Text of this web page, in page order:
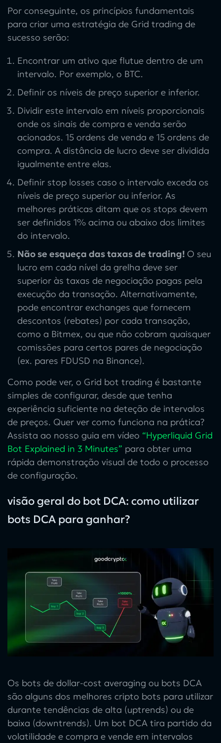
Por conseguinte, os princípios fundamentais
para criar uma estratégia de Grid trading de
sucesso serão:
Encontrar um ativo que flutue dentro de um
intervalo. Por exemplo, o BTC.
Definir os níveis de preço superior e inferior.
Dividir este intervalo em níveis proporcionais
onde os sinais de compra e venda serão
acionados. 15 ordens de venda e 15 ordens de
compra. A distância de lucro deve ser dividida
igualmente entre elas.
Definir stop losses caso o intervalo exceda os
níveis de preço superior ou inferior. As
melhores práticas ditam que os stops devem
ser definidos 1% acima ou abaixo dos limites
do intervalo.
Não se esqueça das taxas de trading! O seu
lucro em cada nível da grelha deve ser
superior às taxas de negociação pagas pela
execução da transação. Alternativamente,
pode encontrar exchanges que fornecem
descontos (rebates) por cada transação,
como a Bitmex, ou que não cobram quaisquer
comissões para certos pares de negociação
(ex. pares FDUSD na Binance).
Como pode ver, o Grid bot trading é bastante
simples de configurar, desde que tenha
experiência suficiente na deteção de intervalos
de preços. Quer ver como funciona na prática?
Assista ao nosso guia em vídeo “Hyperliquid Grid
Bot Explained in 3 Minutes” para obter uma
rápida demonstração visual de todo o processo
de configuração.
visão geral do bot DCA: como utilizar
bots DCA para ganhar?
Os bots de dollar-cost averaging ou bots DCA
são alguns dos melhores cripto bots para utilizar
durante tendências de alta (uptrends) ou de
baixa (downtrends). Um bot DCA tira partido da
volatilidade e compra e vende em intervalos